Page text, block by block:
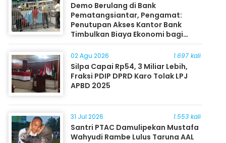
Demo Berulang di Bank
Pematangsiantar, Pengamat:
Penutupan Akses Kantor Bank
Timbulkan Biaya Ekonomi bagi
Masyarakat
02 Agu 2026 1.697 kali
Silpa Capai Rp54, 3 Miliar Lebih,
Fraksi PDIP DPRD Karo Tolak LPJ
APBD 2025
31 Jul 2026 1.553 kali
Santri PTAC Damulipekan Mustafa
Wahyudi Rambe Lulus Taruna AAL